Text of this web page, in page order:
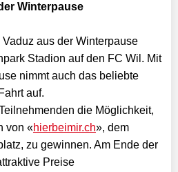
Winterpause
aus der Winterpause
Stadion auf den FC Wil. Mit
nimmt auch das beliebte
auf.
die Möglichkeit,
von «hierbeimir.ch», dem
zu gewinnen. Am Ende der
Preise